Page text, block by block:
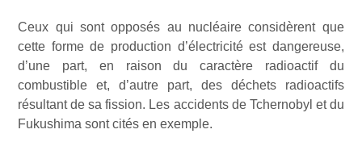
Ceux qui sont opposés au nucléaire considèrent que
cette forme de production d’électricité est dangereuse,
d’une part, en raison du caractère radioactif du
combustible et, d’autre part, des déchets radioactifs
résultant de sa fission. Les accidents de Tchernobyl et du
Fukushima sont cités en exemple.